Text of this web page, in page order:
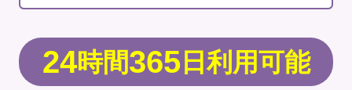
24時間365 日利用可能